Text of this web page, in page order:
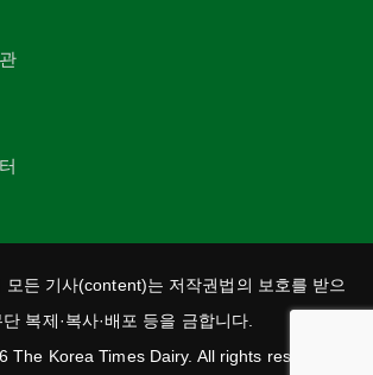
모든 기사(content)는 저작권법의 보호를 받으
복제·복사·배포 등을 금합니다.
The Korea Times Dairy. All rights reserved.